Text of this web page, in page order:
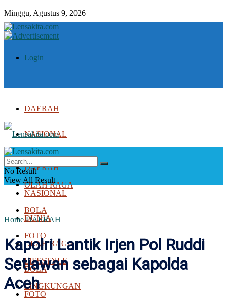
Minggu, Agustus 9, 2026
Login
DAERAH
NASIONAL
DUNIA
OLAH RAGA
BOLA
FOTO
LIFESTYLE
LINGKUNGAN
DAERAH
NASIONAL
DUNIA
OLAH RAGA
BOLA
FOTO
No Result
View All Result
Home DAERAH
Kapolri Lantik Irjen Pol Ruddi
Setiawan sebagai Kapolda
Aceh